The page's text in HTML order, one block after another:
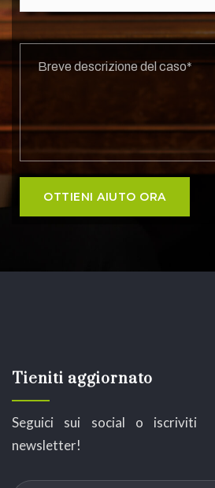
Tieniti aggiornato
Seguici sui social o iscriviti
newsletter!